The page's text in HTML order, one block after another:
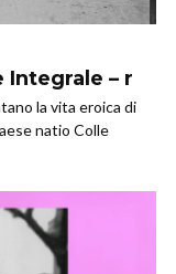
Integrale – r
la vita eroica di
natio Colle